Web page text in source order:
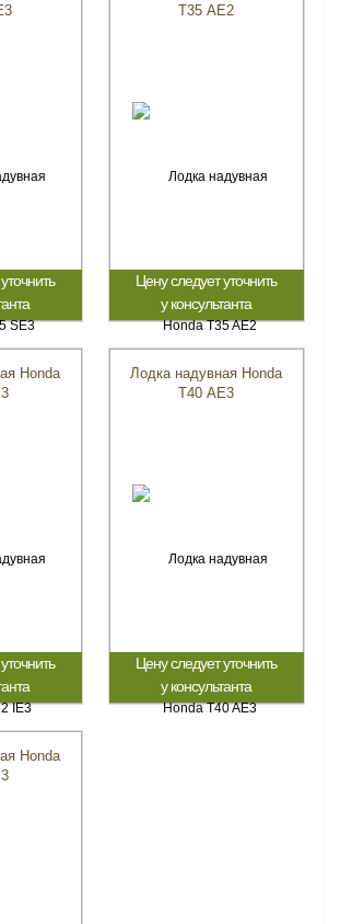
T35 AE2
Цену следует уточнить
у консультанта
Honda
Лодка надувная Honda
T40 AE3
Цену следует уточнить
у консультанта
Honda